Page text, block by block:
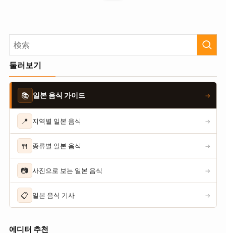
둘러보기
📚 일본 음식 가이드 →
📍 지역별 일본 음식 →
🍴 종류별 일본 음식 →
📷 사진으로 보는 일본 음식 →
📋 일본 음식 기사 →
에디터 추천